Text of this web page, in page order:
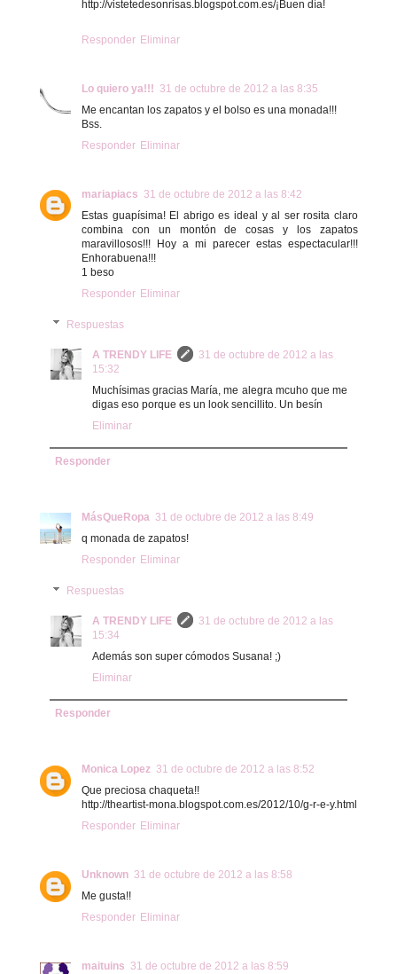
http://vistetedesonrisas.blogspot.com.es/¡Buen día!
Responder Eliminar
Lo quiero ya!!! 31 de octubre de 2012 a las 8:35
Me encantan los zapatos y el bolso es una monada!!!
Bss.
Responder Eliminar
mariapiacs 31 de octubre de 2012 a las 8:42
Estas guapísima! El abrigo es ideal y al ser rosita claro
combina con un montón de cosas y los zapatos
maravillosos!!! Hoy a mi parecer estas espectacular!!!
Enhorabuena!!!
1 beso
Responder Eliminar
Respuestas
A TRENDY LIFE
31 de octubre de 2012 a las
15:32
Muchísimas gracias María, me alegra mcuho que me
digas eso porque es un look sencillito. Un besín
Eliminar
Responder
MásQueRopa 31 de octubre de 2012 a las 8:49
q monada de zapatos!
Responder Eliminar
Respuestas
A TRENDY LIFE
31 de octubre de 2012 a las
15:34
Además son super cómodos Susana! ;)
Eliminar
Responder
Monica Lopez 31 de octubre de 2012 a las 8:52
Que preciosa chaqueta!!
http://theartist-mona.blogspot.com.es/2012/10/g-r-e-y.html
Responder Eliminar
Unknown 31 de octubre de 2012 a las 8:58
Me gusta!!
Responder Eliminar
maituins 31 de octubre de 2012 a las 8:59